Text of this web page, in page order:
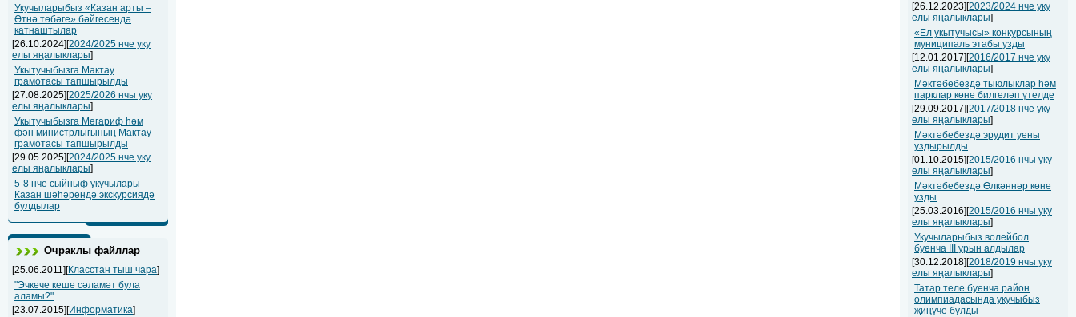
Укучыларыбыз «Казан арты –
Әтнә төбәге» бәйгесендә
катнаштылар
[26.10.2024][2024/2025 нче уку
елы яңалыклары]
Укытучыбызга Мактау
грамотасы тапшырылды
[27.08.2025][2025/2026 нчы уку
елы яңалыклары]
Укытучыбызга Мәгариф һәм
фән министрлыгының Мактау
грамотасы тапшырылды
[29.05.2025][2024/2025 нче уку
елы яңалыклары]
5-8 нче сыйныф укучылары
Казан шәһәрендә экскурсиядә
булдылар
Очраклы файллар
[25.06.2011][Класстан тыш чара]
"Эчкече кеше сәламәт була
аламы?"
[23.07.2015][Информатика]
[26.12.2023][2023/2024 нче уку
елы яңалыклары]
«Ел укытучысы» конкурсының
муниципаль этабы узды
[12.01.2017][2016/2017 нче уку
елы яңалыклары]
Мәктәбебездә тыюлыклар һәм
парклар көне билгеләп үтелде
[29.09.2017][2017/2018 нче уку
елы яңалыклары]
Мәктәбебездә эрудит уены
уздырылды
[01.10.2015][2015/2016 нчы уку
елы яңалыклары]
Мәктәбебездә Өлкәннәр көне
узды
[25.03.2016][2015/2016 нчы уку
елы яңалыклары]
Укучыларыбыз волейбол
буенча III урын алдылар
[30.12.2018][2018/2019 нчы уку
елы яңалыклары]
Татар теле буенча район
олимпиадасында укучыбыз
җиңүче булды